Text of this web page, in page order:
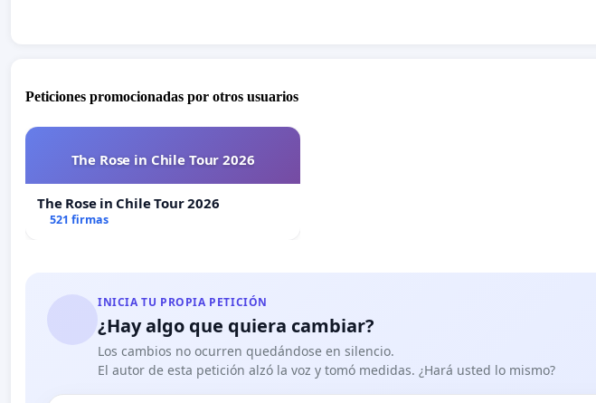
Peticiones promocionadas por otros usuarios
The Rose in Chile Tour 2026
The Rose in Chile Tour 2026
521 firmas
INICIA TU PROPIA PETICIÓN
¿Hay algo que quiera cambiar?
Los cambios no ocurren quedándose en silencio.
El autor de esta petición alzó la voz y tomó medidas. ¿Hará usted lo mismo?